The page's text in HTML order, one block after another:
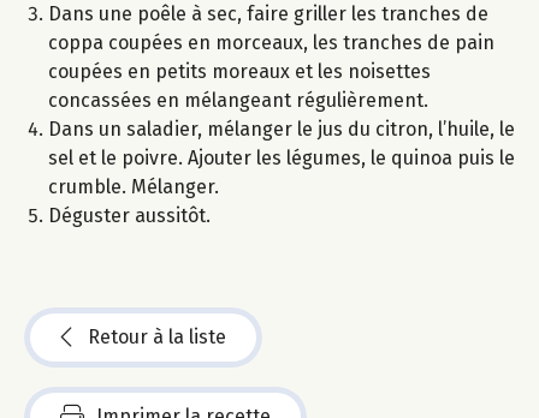
Dans une poêle à sec, faire griller les tranches de
coppa coupées en morceaux, les tranches de pain
coupées en petits moreaux et les noisettes
concassées en mélangeant régulièrement.
Dans un saladier, mélanger le jus du citron, l’huile, le
sel et le poivre. Ajouter les légumes, le quinoa puis le
crumble. Mélanger.
Déguster aussitôt.
Retour à la liste